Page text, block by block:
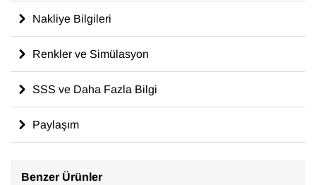
Nakliye Bilgileri
Renkler ve Simülasyon
SSS ve Daha Fazla Bilgi
Paylaşım
Benzer Ürünler